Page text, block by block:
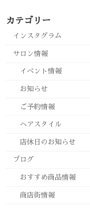
カテゴリー
インスタグラム
サロン情報
イベント情報
お知らせ
ご予約情報
ヘアスタイル
店休日のお知らせ
ブログ
おすすめ商品情報
商店街情報